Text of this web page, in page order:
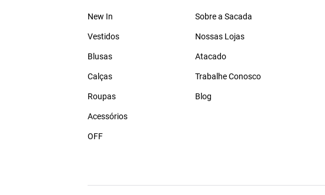
New In
Vestidos
Blusas
Calças
Roupas
Acessórios
OFF
Sobre a Sacada
Nossas Lojas
Atacado
Trabalhe Conosco
Blog